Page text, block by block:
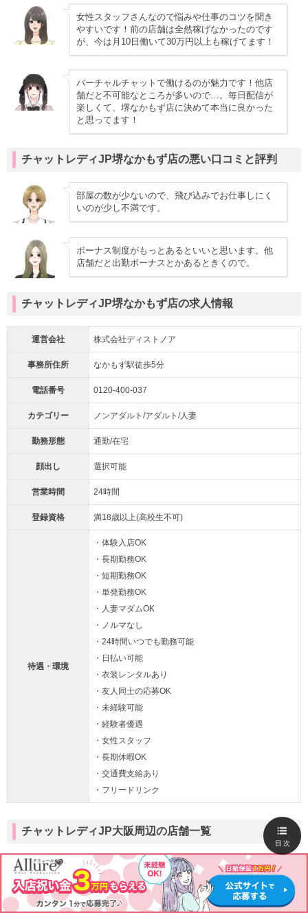
女性スタッフさんなので悩みや仕事のコツを聞き
やすいです！前の店舗は全然稼げなかったのです
が、今は月10日働いて30万円以上も稼げてます！
バーチャルチャットで働けるのが魅力です！他店
舗だと不可能なところが多いので…。毎日配信が
楽しくて、堺なかもず店に決めて本当に良かった
と思ってます！
チャットレディJP堺なかもず店の悪い口コミと評判
部屋の数が少ないので、飛び込みでお仕事しにく
いのが少し不満です。
ボーナス制度がもっとあるといいと思います。他
店舗だと出勤ボーナスとかあるときくので。
チャットレディJP堺なかもず店の求人情報
運営会社 株式会社ディストノア
事務所住所 なかもず駅徒歩5分
電話番号 0120-400-037
カテゴリー ノンアダルト/アダルト/人妻
勤務形態 通勤/在宅
顔出し 選択可能
営業時間 24時間
登録資格 満18歳以上(高校生不可)
待遇・環境
・体験入店OK
・長期勤務OK
・短期勤務OK
・単発勤務OK
・人妻マダムOK
・ノルマなし
・24時間いつでも勤務可能
・日払い可能
・衣装レンタルあり
・友人同士の応募OK
・未経験可能
・経験者優遇
・女性スタッフ
・長期休暇OK
・交通費支給あり
・フリードリンク
チャットレディJP大阪周辺の店舗一覧
・堺なかもず店
・梅田店
・心斎橋店
目次